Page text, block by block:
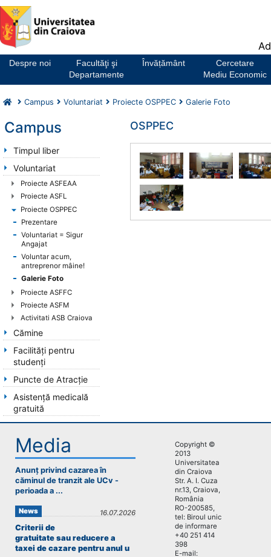
Notă:
Acest
website
un
sistem
accesibilitate.
Despre noi
Facultăţi şi
Departamente
Învățământ
Cercetare
Mediu Economic
Campus Voluntariat Proiecte OSPPEC Galerie Foto
Campus
Timpul liber
Voluntariat
Proiecte ASFEAA
Proiecte ASFL
Proiecte OSPPEC
Prezentare
Voluntariat = Sigur
Angajat
Voluntar acum,
antreprenor mâine!
Galerie Foto
Proiecte ASFFC
Proiecte ASFM
Activitati ASB Craiova
Cămine
Facilități pentru
studenți
Puncte de Atracție
Asistență medicală
gratuită
OSPPEC
Media
Anunț privind cazarea în
căminul de tranzit ale UCv -
perioada a ...
News 16.07.2026
Criterii de
gratuitate sau reducere a
taxei de cazare pentru anul u
Copyright ©
2013
Universitatea
din Craiova
Str. A. I. Cuza
nr.13, Craiova,
România
RO-200585,
tel: Biroul unic
de informare
+40 251 414
398
E-mail: